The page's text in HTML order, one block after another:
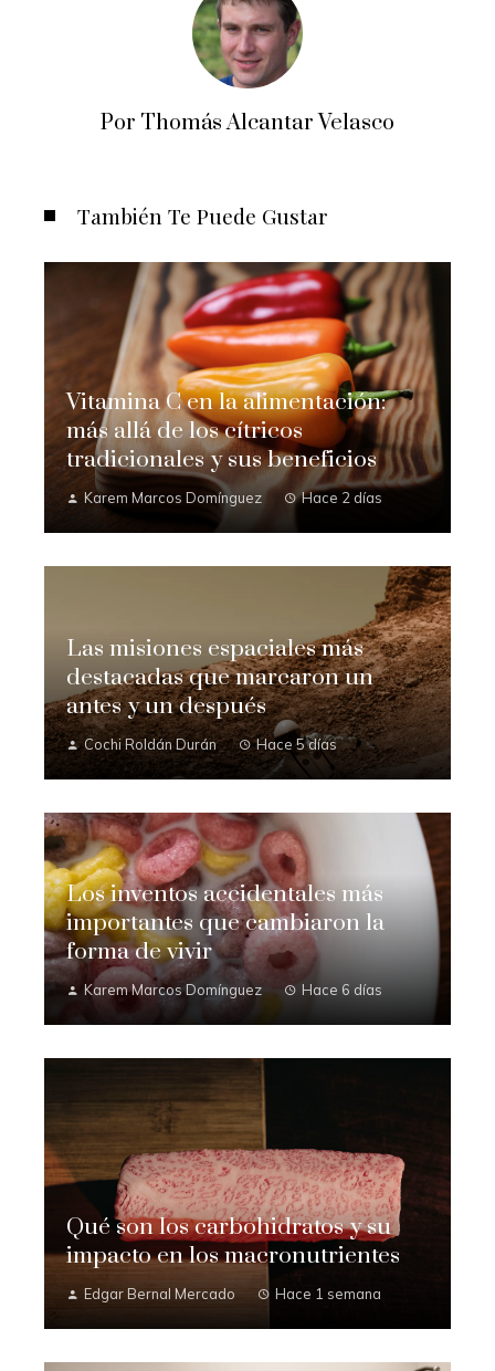
Por Thomás Alcantar Velasco
También Te Puede Gustar
Vitamina C en la alimentación:
más allá de los cítricos
tradicionales y sus beneficios
Karem Marcos Domínguez Hace 2 días
Las misiones espaciales más
destacadas que marcaron un
antes y un después
Cochi Roldán Durán Hace 5 días
Los inventos accidentales más
importantes que cambiaron la
forma de vivir
Karem Marcos Domínguez Hace 6 días
Qué son los carbohidratos y su
impacto en los macronutrientes
Edgar Bernal Mercado Hace 1 semana